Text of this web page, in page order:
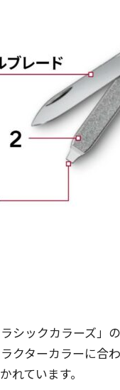
シックカラーズ」
クターカラーに合
れています。